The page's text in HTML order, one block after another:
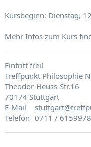
Kursbeginn: Dienstag,
Mehr Infos zum Kurs
Eintritt frei!
Treffpunkt Philosophie
Theodor-Heuss-Str.16
70174 Stuttgart
E-Mail
Telefon 0711 / 6159978